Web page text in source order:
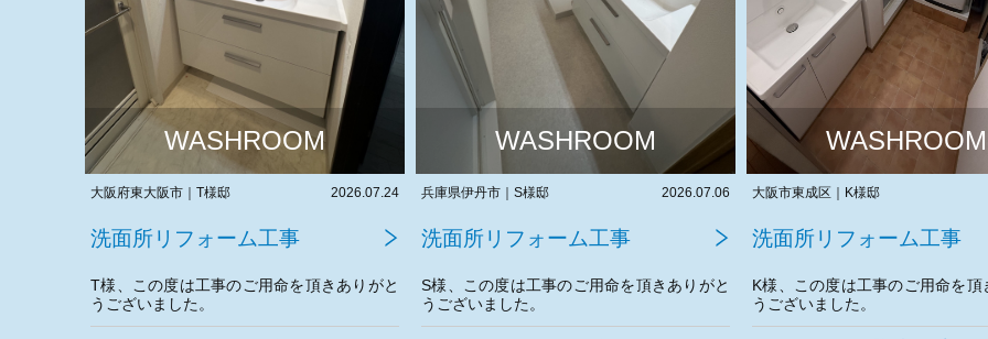
WASHROOM
兵庫県伊丹市｜S様邸 2026.07.06
洗面所リフォーム工事
S様、この度は工事のご用命を頂きありがと
うございました。
WASHROOM
大阪市東成区｜K様邸 2026.06.30
洗面所リフォーム工事
K様、この度は工事のご用命を頂きありがと
うございました。
今後とも宜しくお願いいたします。
WASHROOM
大阪府富田林市｜S様邸
洗面所リフォーム工事
S様、この度は工事のご用命を頂
うございました。
今後とも宜しくお願いいたします